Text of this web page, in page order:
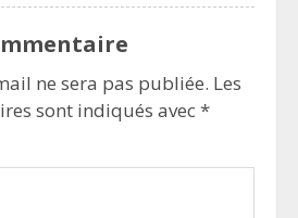
ne sera pas publiée. Les
sont indiqués avec*